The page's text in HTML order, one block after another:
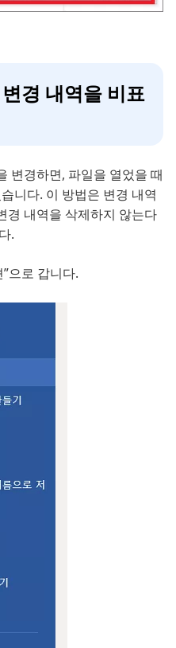
경 내역을 비표
변경하면, 파일을 열었을 때
니다. 이 방법은 변경 내역
경 내역을 삭제하지 않는다
.
으로 갑니다.